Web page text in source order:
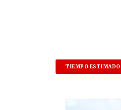
TIEMPO ESTIMADO